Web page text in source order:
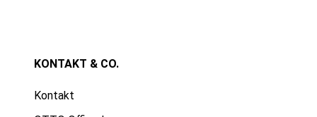
KONTAKT & CO.
Kontakt